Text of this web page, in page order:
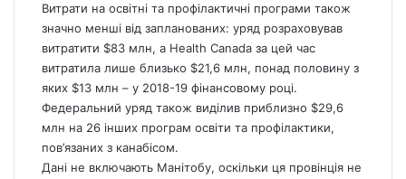
Витрати на освітні та профілактичні програми також
значно менші від запланованих: уряд розраховував
витратити $83 млн, а Health Canada за цей час
витратила лише близько $21,6 млн, понад половину з
яких $13 млн – у 2018-19 фінансовому році.
Федеральний уряд також виділив приблизно $29,6
млн на 26 інших програм освіти та профілактики,
пов’язаних з канабісом.
Дані не включають Манітобу, оскільки ця провінція не